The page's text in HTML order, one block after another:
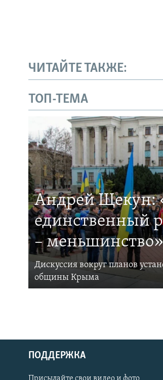
Українською
ЧИТАЙТЕ ТАКЖЕ:
ТОП-ТЕМА
Андрей Щекун:
единственный
– меньшинство»
Дискуссия вокруг планов
общины Крыма
ПОДДЕРЖКА